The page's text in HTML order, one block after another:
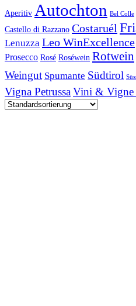
Aperitiv Autochton Bel Colle
Castello di Razzano Costaruél
Lenuzza Leo WinExcellence
Prosecco Rosé Roséwein Rotwein
Weingut Spumante Südtirol
Vigna PetrussaVini & Vigne